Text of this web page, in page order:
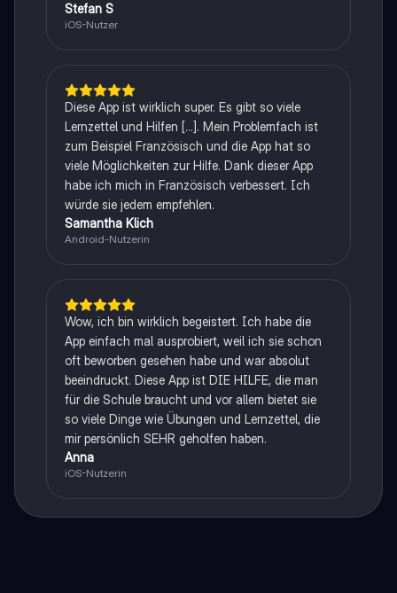
Stefan S
iOS-Nutzer
Diese App ist wirklich super. Es gibt so viele
Lernzettel und Hilfen [...]. Mein Problemfach ist
zum Beispiel Französisch und die App hat so
viele Möglichkeiten zur Hilfe. Dank dieser App
habe ich mich in Französisch verbessert. Ich
würde sie jedem empfehlen.
Samantha Klich
Android-Nutzerin
Wow, ich bin wirklich begeistert. Ich habe die
App einfach mal ausprobiert, weil ich sie schon
oft beworben gesehen habe und war absolut
beeindruckt. Diese App ist DIE HILFE, die man
für die Schule braucht und vor allem bietet sie
so viele Dinge wie Übungen und Lernzettel, die
mir persönlich SEHR geholfen haben.
Anna
iOS-Nutzerin